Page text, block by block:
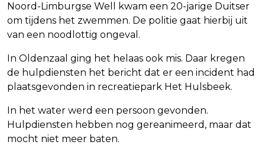
Noord-Limburgse Well kwam een 20-jarige Duitser
om tijdens het zwemmen. De politie gaat hierbij uit
van een noodlottig ongeval.
In Oldenzaal ging het helaas ook mis. Daar kregen
de hulpdiensten het bericht dat er een incident had
plaatsgevonden in recreatiepark Het Hulsbeek.
In het water werd een persoon gevonden.
Hulpdiensten hebben nog gereanimeerd, maar dat
mocht niet meer baten.